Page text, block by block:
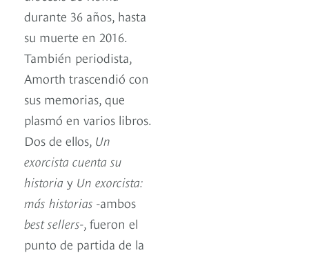
durante 36 años, hasta
su muerte en 2016.
También periodista,
Amorth trascendió con
sus memorias, que
plasmó en varios libros.
Dos de ellos, Un
exorcista cuenta su
historia y Un exorcista:
más historias -ambos
best sellers-, fueron el
punto de partida de la